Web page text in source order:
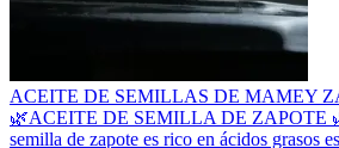
ACEITE DE SEMILLAS DE MAMEY
🌿ACEITE DE SEMILLA DE ZAPOTE
semilla de zapote es rico en ácidos grasos